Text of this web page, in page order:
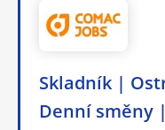
Skladník |
Denní směny